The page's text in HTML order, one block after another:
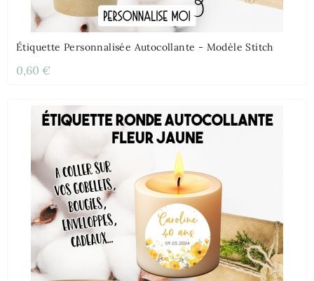
Étiquette Personnalisée Autocollante - Modèle Stitch
0,60 €